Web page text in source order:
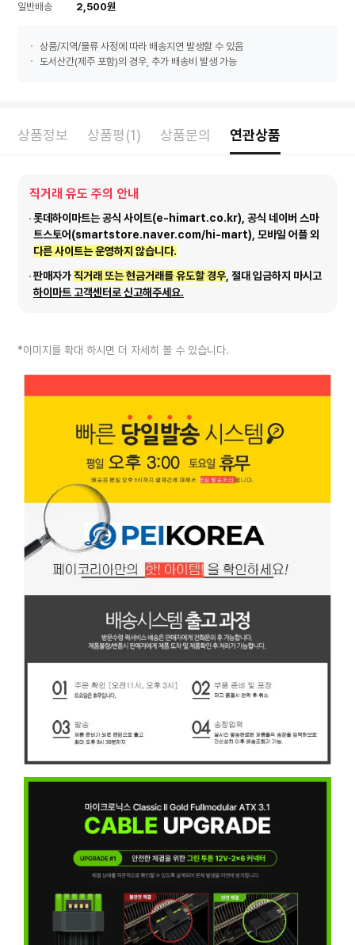
일반배송 2,500원
상품/지역/물류 사정에 따라 배송지연 발생할 수 있음
도서산간(제주 포함)의 경우, 추가 배송비 발생 가능
상품정보 상품평(1) 상품문의 연관상품
직거래 유도 주의 안내
롯데하이마트는 공식 사이트(e-himart.co.kr), 공식 네이버 스마
트스토어(smartstore.naver.com/hi-mart), 모바일 어플 외
다른 사이트는 운영하지 않습니다.
판매자가직거래 또는 현금거래를 유도할 경우 , 절대 입금하지 마시고
하이마트 고객센터로 신고해주세요.
*이미지를 확대 하시면 더 자세히 볼 수 있습니다.